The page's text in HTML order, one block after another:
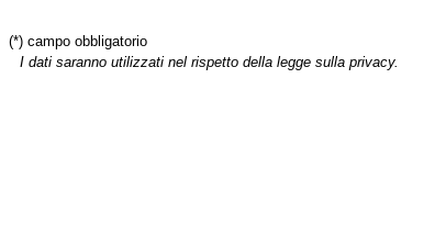
(*) campo obbligatorio
I dati saranno utilizzati nel rispetto della legge sulla privacy.